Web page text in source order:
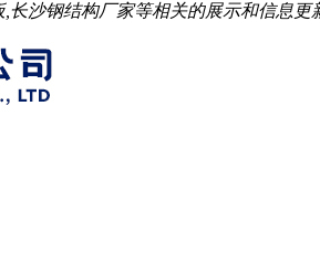
,长沙钢结构厂家等相关的展示和信息更